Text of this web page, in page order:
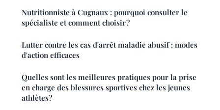
Nutritionniste à Cugnaux : pourquoi consulter le
spécialiste et comment choisir ?
Lutter contre les cas d'arrêt maladie abusif : modes
d'action efficaces
Quelles sont les meilleures pratiques pour la prise
en charge des blessures sportives chez les jeunes
athlètes?